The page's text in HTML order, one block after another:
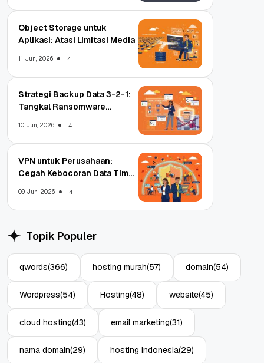
Object Storage untuk
Aplikasi: Atasi Limitasi Media
11 Jun, 2026 4
Strategi Backup Data 3-2-1:
Tangkal Ransomware
10 Jun, 2026 4
VPN untuk Perusahaan:
Cegah Kebocoran Data Tim
09 Jun, 2026 4
Topik Populer
qwords(366) hosting murah(57) domain(54)
Wordpress(54) Hosting(48) website(45)
cloud hosting(43) email marketing(31)
nama domain(29) hosting indonesia(29)